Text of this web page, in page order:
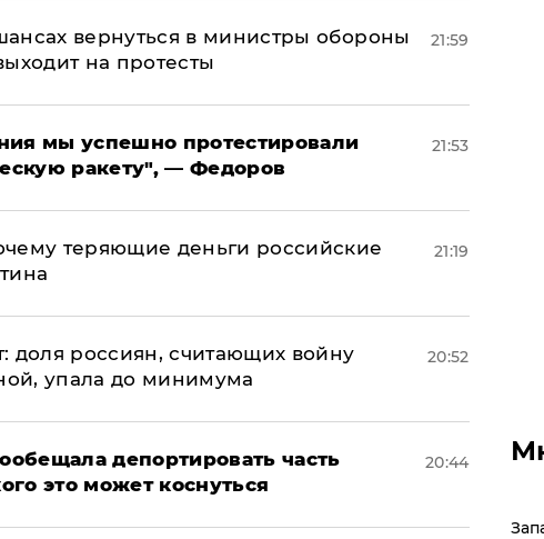
вернуться в министры обороны
на протесты
21:59
мы успешно протестировали
ракету", — Федоров
21:53
теряющие деньги российские
21:19
доля россиян, считающих войну
упала до минимума
20:52
депортировать часть
это может коснуться
20:44